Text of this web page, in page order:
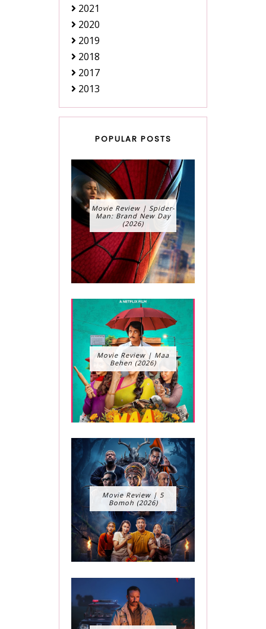
2021
2020
2019
2018
2017
2013
POPULAR POSTS
Movie Review | Spider-
Man: Brand New Day
(2026)
Movie Review | Maa
Behen (2026)
Movie Review | 5
Bomoh (2026)